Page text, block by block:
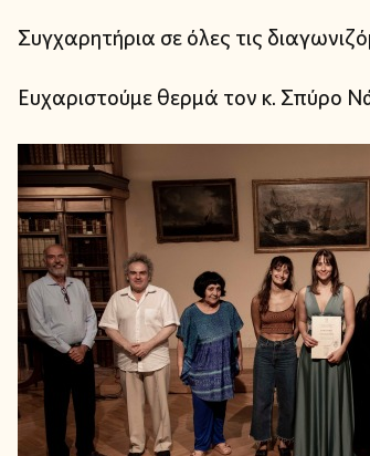
Συγχαρητήρια σε όλες τις
Ευχαριστούμε θερμά τον κ. Σπύρο